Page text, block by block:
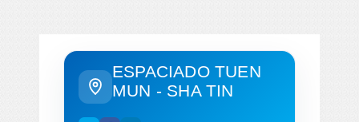
ESPACIADO TUEN
MUN - SHA TIN